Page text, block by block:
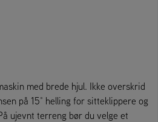
med brede hjul. Ikke overskrid
på 15° helling for sitteklippere og
ujevnt terreng bør du velge et